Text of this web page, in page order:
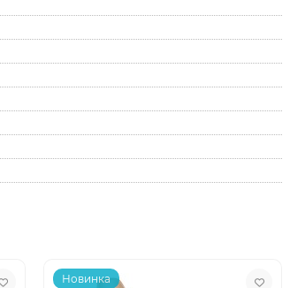
Новинка